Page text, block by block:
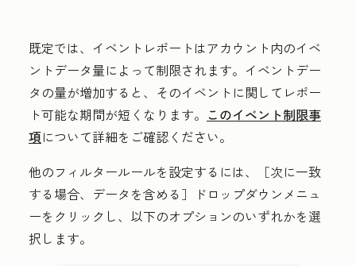
既定では、イベントレポートはアカウント内のイベ
ントデータ量によって制限されます。イベントデー
タの量が増加すると、そのイベントに関してレポー
ト可能な期間が短くなります。 このイベント制限事
項について詳細をご確認ください。
他のフィルタールールを設定するには、［次に一致
する場合、データを含める］
ドロップダウンメニュ
ーをクリックし、以下のオプションのいずれかを選
択します。